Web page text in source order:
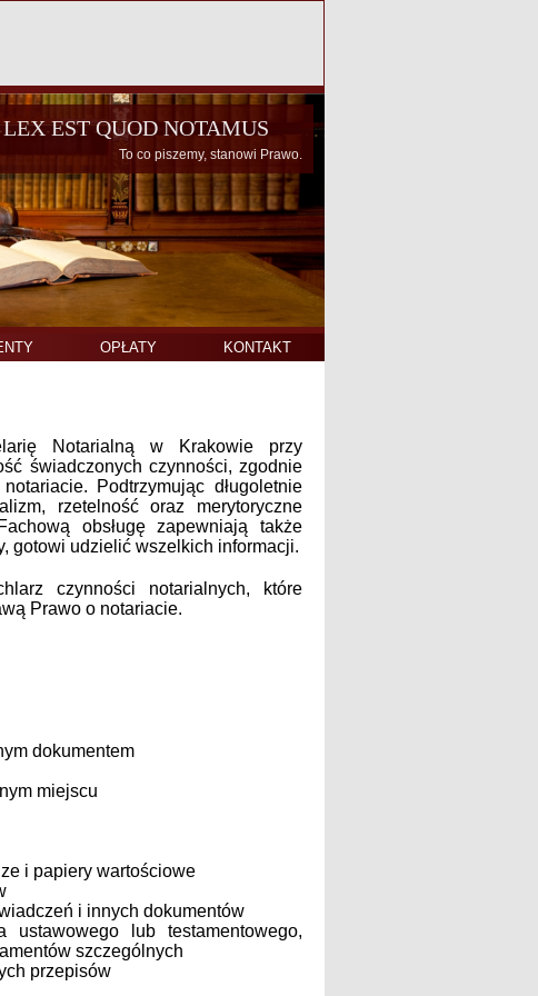
LEX EST QUOD NOTAMUS
OPŁATY KONTAKT
Notarialną w Krakowie przy
świadczonych czynności, zgodnie
Podtrzymując długoletnie
rzetelność oraz merytoryczne
obsługę zapewniają także
gotowi udzielić wszelkich informacji.
czynności notarialnych, które
Prawo o notariacie.
dokumentem
miejscu
i papiery wartościowe
i innych dokumentów
ustawowego lub testamentowego,
szczególnych
przepisów